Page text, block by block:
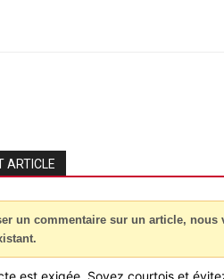
ARTICLE
un commentaire sur un article,
est exigée. Soyez courtois et